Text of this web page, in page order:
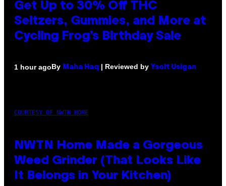
Get Up to 30% Off THC
Seltzers, Gummies, and More at
Cycling Frog’s Birthday Sale
1 hour agoBy Maha Haq | Reviewed by Ysolt Usigan
COURTESY OF NWTN HOME
NWTN Home Made a Gorgeous
Weed Grinder (That Looks Like
It Belongs in Your Kitchen)